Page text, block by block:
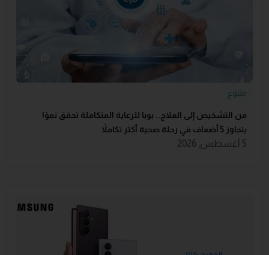
متنوع
من التشخيص إلى العلاج.. بوبا للرعاية المتكاملة تحقق نموًا
يتجاوز 5 أضعاف في رحلة صحية أكثر تكاملاً
5 أغسطس, 2026